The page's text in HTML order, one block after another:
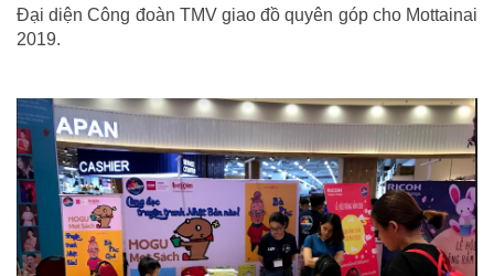
Đại diện Công đoàn TMV giao đồ quyên góp cho Mottainai
2019.